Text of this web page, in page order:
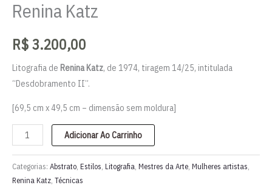
Renina Katz
R$3.200,00
Litografia de Renina Katz, de 1974, tiragem 14/25, intitulada
“Desdobramento II”.
[69,5 cm x 49,5 cm – dimensão sem moldura]
Litografia
"Desdobramento
II"
|
Adicionar Ao Carrinho
Categorias: Abstrato Estilos Litografia Mestres da Arte Mulheres artistas
Renina Katz Técnicas